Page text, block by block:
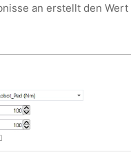
an erstellt den Wert